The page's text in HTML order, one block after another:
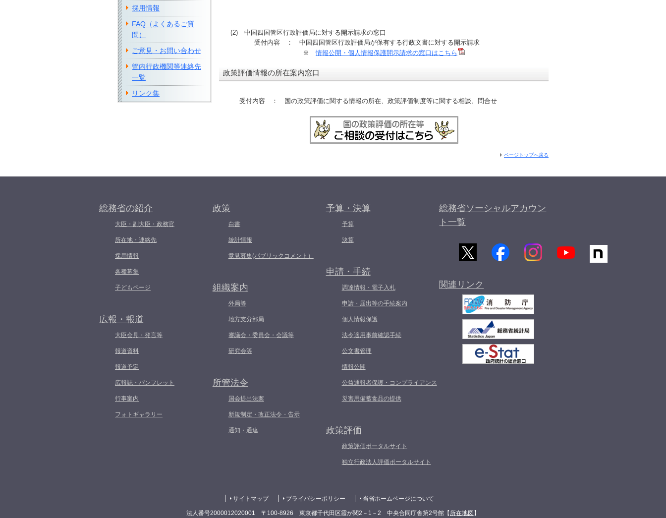
(2) 中国四国管区行政評価局に対する開示請求の窓口
受付内容 ： 中国四国管区行政評価局が保有する行政文書に対する開示請求
※情報公開・個人情報保護開示請求の窓口はこちら
政策評価情報の所在案内窓口
受付内容 ： 国の政策評価に関する情報の所在、政策評価制度等に関する相談、問合せ
ページトップへ戻る
採用情報
FAQ（よくあるご質
問）
ご意見・お問い合わせ
管内行政機関等連絡先
一覧
リンク集
総務省の紹介
大臣・副大臣・政務官
所在地・連絡先
採用情報
各種募集
子どもページ
広報・報道
大臣会見・発言等
報道資料
報道予定
広報誌・パンフレット
行事案内
フォトギャラリー
政策
白書
統計情報
意見募集(パブリックコメント）
組織案内
外局等
地方支分部局
審議会・委員会・会議等
研究会等
所管法令
国会提出法案
新規制定・改正法令・告示
通知・通達
予算・決算
予算
決算
申請・手続
調達情報・電子入札
申請・届出等の手続案内
個人情報保護
法令適用事前確認手続
公文書管理
情報公開
公益通報者保護・コンプライアンス
災害用備蓄食品の提供
政策評価
政策評価ポータルサイト
独立行政法人評価ポータルサイト
総務省ソーシャルアカウン
ト一覧
関連リンク
サイトマップ プライバシーポリシー 当省ホームページについて
法人番号2000012020001 〒100-8926 東京都千代田区霞が関2－1－2 中央合同庁舎第2号館【 所在地図 】